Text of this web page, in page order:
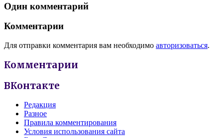
Один комментарий
Комментарии
Для отправки комментария вам необходимо авторизоваться.
Комментарии
ВКонтакте
Редакция
Разное
Правила комментирования
Условия использования сайта